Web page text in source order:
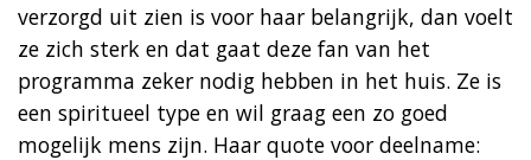
verzorgd uit zien is voor haar belangrijk, dan voelt
ze zich sterk en dat gaat deze fan van het
programma zeker nodig hebben in het huis. Ze is
een spiritueel type en wil graag een zo goed
mogelijk mens zijn. Haar quote voor deelname: